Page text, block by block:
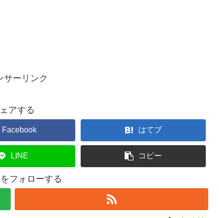
サーリンク
アする
Facebook はてブ
LINE コピー
フォローする